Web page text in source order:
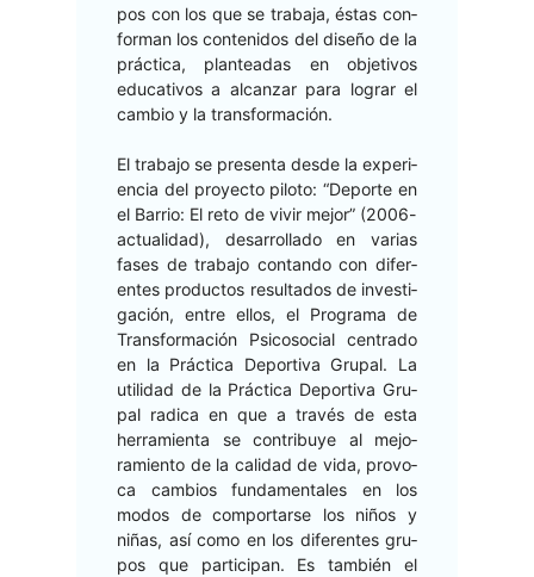
pos con los que se tra­ba­ja, éstas con­
for­man los con­tenidos del dis­eño de la
prác­ti­ca, planteadas en obje­tivos
educa­tivos a alcan­zar para lograr el
cam­bio y la transformación.
El tra­ba­jo se pre­sen­ta des­de la expe­ri­
en­cia del proyec­to pilo­to: “Deporte en
el Bar­rio: El reto de vivir mejor” (2006-
actu­al­i­dad), desar­rol­la­do en varias
fas­es de tra­ba­jo con­tan­do con difer­
entes pro­duc­tos resul­ta­dos de inves­ti­
gación, entre ellos, el Pro­gra­ma de
Trans­for­ma­ción Psi­coso­cial cen­tra­do
en la Prác­ti­ca Deporti­va Gru­pal. La
util­i­dad de la Prác­ti­ca Deporti­va Gru­
pal rad­i­ca en que a través de esta
her­ramien­ta se con­tribuye al mejo­
ramien­to de la cal­i­dad de vida, provo­
ca cam­bios fun­da­men­tales en los
mod­os de com­por­tarse los niños y
niñas, así como en los difer­entes gru­
pos que par­tic­i­pan. Es tam­bién el